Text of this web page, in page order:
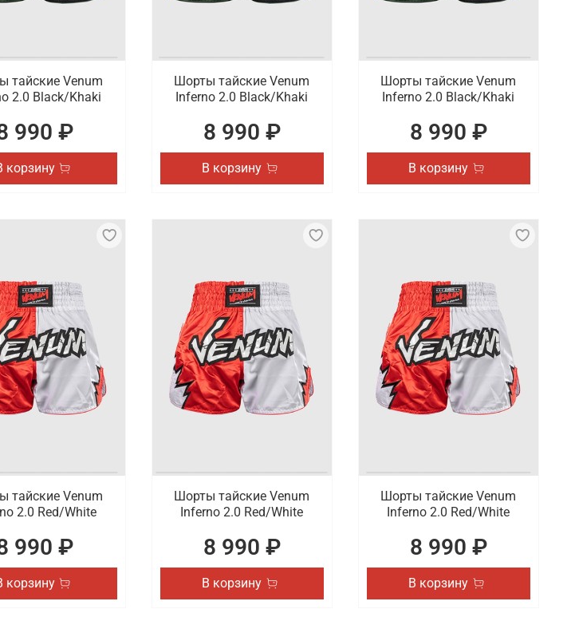
тайские Venum
2.0 Black/Khaki
990 ₽
корзину
Шорты тайские Venum
Inferno 2.0 Black/Khaki
8 990 ₽
В корзину
Шорты тайские Venum
Inferno 2.0 Black/Khaki
8 990 ₽
В корзину
тайские Venum
2.0 Red/White
990 ₽
корзину
Шорты тайские Venum
Inferno 2.0 Red/White
8 990 ₽
В корзину
Шорты тайские Venum
Inferno 2.0 Red/White
8 990 ₽
В корзину